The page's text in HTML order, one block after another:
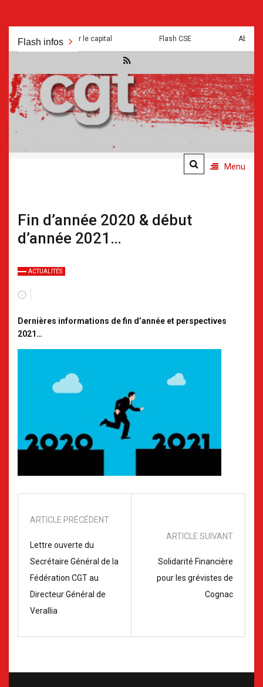
au
Flash infos
a mal pour servir le capital Flash CSE Absurdités
.
Menu
Fin d’année 2020 & début
d’année 2021…
ACTUALITÉS
Dernières informations de fin d’année et perspectives
2021…
ARTICLE PRÉCÉDENT
Lettre ouverte du
Secrétaire Général de la
Fédération CGT au
Directeur Général de
Verallia
ARTICLE SUIVANT
Solidarité Financière
pour les grévistes de
Cognac